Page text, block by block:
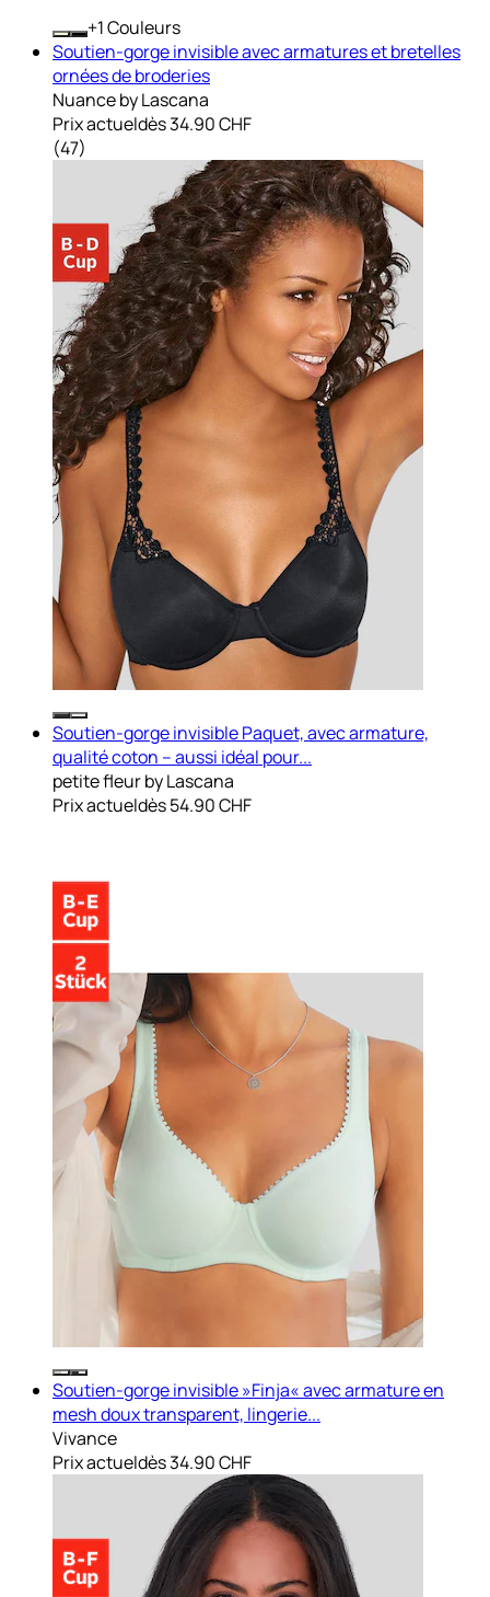
+ Couleurs
Soutien-gorge invisible avec armatures et bretelles
ornées de broderies
Nuance by Lascana
Prix actueldès34.90 CHF
(47)
Soutien-gorge invisible Paquet, avec armature,
qualité coton – aussi idéal pour...
petite fleur by Lascana
Prix actueldès54.90 CHF
Soutien-gorge invisible »Finja« avec armature en
mesh doux transparent, lingerie...
Vivance
Prix actueldès34.90 CHF